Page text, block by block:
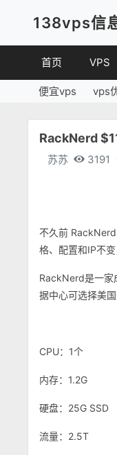
138vps信
首页 VPS
VPS
VPS评
便宜vps vps
RackNerd
苏苏 3191
不久前
格、配置和IP不
RackNerd是一家
据中心可选择美
CPU：1个
内存：1.2G
硬盘：25G SSD
流量：2.5T